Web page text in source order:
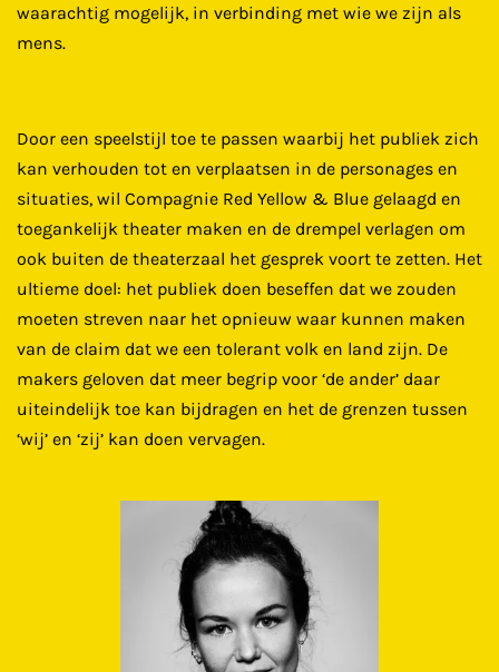
waarachtig mogelijk, in verbinding met wie we zijn als
mens.
Door een speelstijl toe te passen waarbij het publiek zich
kan verhouden tot en verplaatsen in de personages en
situaties, wil Compagnie Red Yellow & Blue gelaagd en
toegankelijk theater maken en de drempel verlagen om
ook buiten de theaterzaal het gesprek voort te zetten. Het
ultieme doel: het publiek doen beseffen dat we zouden
moeten streven naar het opnieuw waar kunnen maken
van de claim dat we een tolerant volk en land zijn. De
makers geloven dat meer begrip voor ‘de ander’ daar
uiteindelijk toe kan bijdragen en het de grenzen tussen
‘wij’ en ‘zij’ kan doen vervagen.